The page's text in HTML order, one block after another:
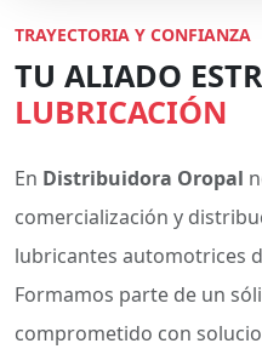
TRAYECTORIA Y CONFIANZA
TU ALIADO
LUBRICACIÓN
En Distribuidora Oropal
comercialización y
lubricantes automotrices
Formamos parte de un
comprometido con